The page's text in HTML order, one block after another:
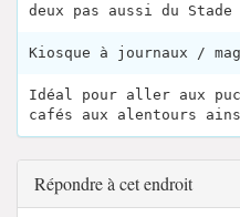
deux pas aussi du Stade
Kiosque à journaux /
Idéal pour aller aux
cafés aux alentours
Répondre à cet endroit